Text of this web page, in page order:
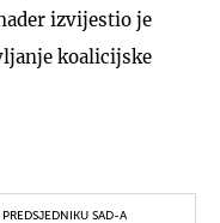
izvijestio je
koalicijske
SAD-A